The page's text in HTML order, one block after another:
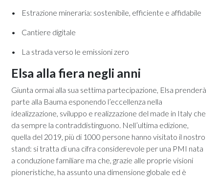
• Estrazione mineraria: sostenibile, efficiente e affidabile
• Cantiere digitale
• La strada verso le emissioni zero
Elsa alla fiera negli anni
Giunta ormai alla sua settima partecipazione, Elsa prenderà
parte alla Bauma esponendo l’eccellenza nella
idealizzazione, sviluppo e realizzazione del made in Italy che
da sempre la contraddistinguono. Nell’ultima edizione,
quella del 2019, più di 1000 persone hanno visitato il nostro
stand: si tratta di una cifra considerevole per una PMI nata
a conduzione familiare ma che, grazie alle proprie visioni
pioneristiche, ha assunto una dimensione globale ed è